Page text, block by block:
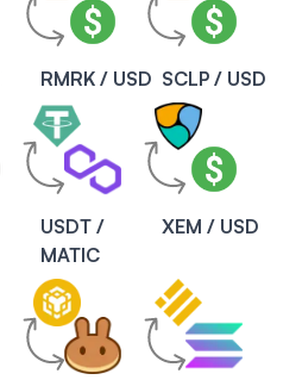
RMRK / USD SCLP / USD
USDT /
MATIC
XEM / USD